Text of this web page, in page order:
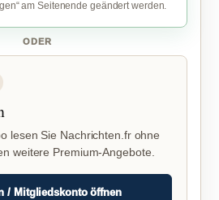
am Seitenende geändert werden.
ODER
lesen Sie Nachrichten.fr ohne
weitere Premium-Angebote.
/ Mitgliedskonto öffnen